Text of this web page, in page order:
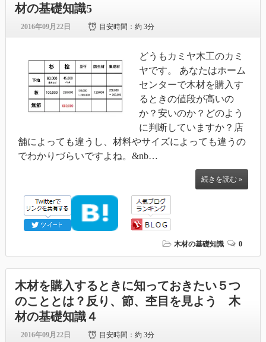
材の基礎知識5
2016年09月22日 目安時間：約 3分
どうもカミヤ木工のカミ
ヤです。 あなたはホーム
センターで木材を購入す
るときの値段が高いの
か？安いのか？どのよう
に判断していますか？店
舗によっても違うし、材料やサイズによっても違うの
でわかりづらいですよね。&nb…
続きを読む »
木材の基礎知識 0
木材を購入するときに知っておきたい５つ
のこととは？反り、節、杢目を見よう 木
材の基礎知識４
2016年09月22日 目安時間：約 3分